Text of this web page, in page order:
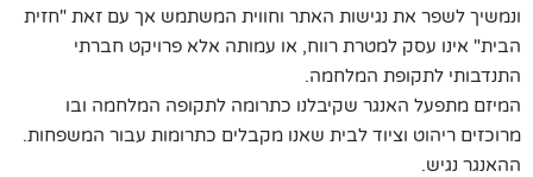
ונמשיך לשפר את נגישות האתר וחווית המשתמש אך עם זאת "חזית
הבית" אינו עסק למטרת רווח, או עמותה אלא פרויקט חברתי
התנדבותי לתקופת המלחמה.
המיזם מתפעל האנגר שקיבלנו כתרומה לתקופה המלחמה ובו
מרוכזים ריהוט וציוד לבית שאנו מקבלים כתרומות עבור המשפחות.
ההאנגר נגיש.